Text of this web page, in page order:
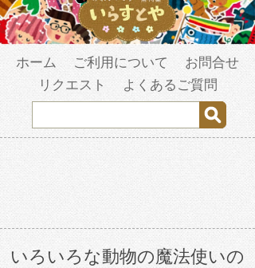
ホーム ご利用について
お問合せ
リクエスト
よくあるご質問
いろいろな動物の魔法使いの